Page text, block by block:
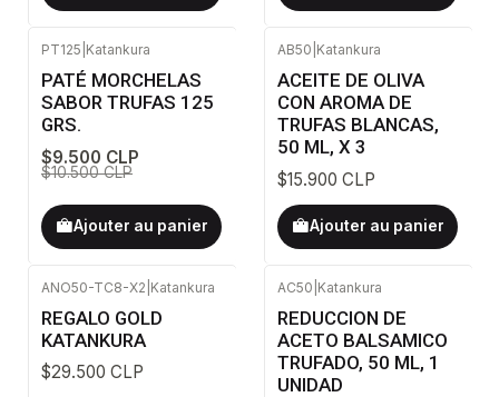
PT125 Katankura
PATÉ MORCHELAS
SABOR TRUFAS 125
GRS.
$9.500 CLP
$10.500 CLP
Ajouter au panier
AB50 Katankura
ACEITE DE OLIVA
CON AROMA DE
TRUFAS BLANCAS,
50 ML, X 3
$15.900 CLP
Ajouter au panier
ANO50-TC8-X2 Katankura
REGALO GOLD
KATANKURA
$29.500 CLP
AC50 Katankura
REDUCCION DE
ACETO BALSAMICO
TRUFADO, 50 ML, 1
UNIDAD